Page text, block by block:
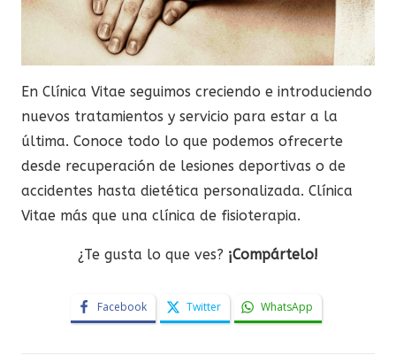
En Clínica Vitae seguimos creciendo e introduciendo
nuevos tratamientos y servicio para estar a la
última. Conoce todo lo que podemos ofrecerte
desde recuperación de lesiones deportivas o de
accidentes hasta dietética personalizada. Clínica
Vitae más que una clínica de fisioterapia.
¿Te gusta lo que ves? ¡Compártelo!
Facebook Twitter WhatsApp